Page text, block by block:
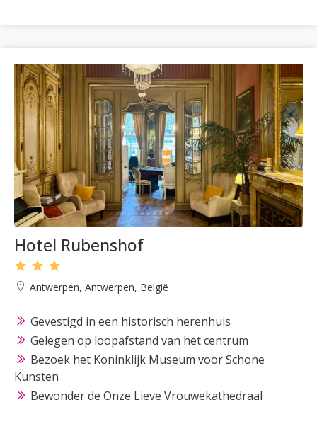
Hotel Rubenshof
Antwerpen, Antwerpen, België
Gevestigd in een historisch herenhuis
Gelegen op loopafstand van het centrum
Bezoek het Koninklijk Museum voor Schone
Kunsten
Bewonder de Onze Lieve Vrouwekathedraal